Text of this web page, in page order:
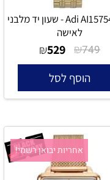
Adi AI15754L373 - שעון יד מלבני
לאישה
₪749
₪529
הוסף לסל
אחריות יבואן רשמי!